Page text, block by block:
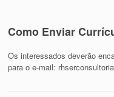
Como Enviar
Os interessados deverão
para o e-mail: